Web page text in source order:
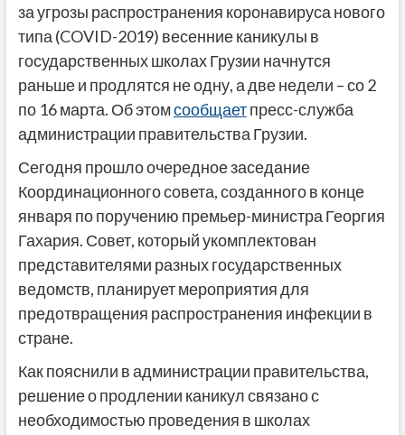
за угрозы распространения коронавируса нового
типа (COVID-2019) весенние каникулы в
государственных школах Грузии начнутся
раньше и продлятся не одну, а две недели – со 2
по 16 марта. Об этомсообщаетпресс-служба
администрации правительства Грузии.
Сегодня прошло очередное заседание
Координационного совета, созданного в конце
января по поручению премьер-министра Георгия
Гахария. Совет, который укомплектован
представителями разных государственных
ведомств, планирует мероприятия для
предотвращения распространения инфекции в
стране.
Как пояснили в администрации правительства,
решение о продлении каникул связано с
необходимостью проведения в школах